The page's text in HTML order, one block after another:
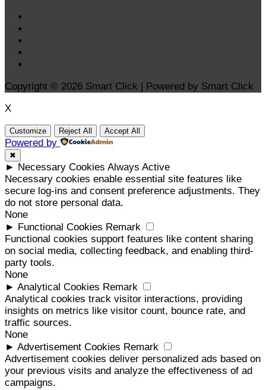
Copyright © 2026 Smart Click | Powered by Smart Click
X
Customize Reject All Accept All
Powered by
✖
► Necessary Cookies Always Active
Necessary cookies enable essential site features like
secure log-ins and consent preference adjustments. They
do not store personal data.
None
► Functional Cookies Remark
Functional cookies support features like content sharing
on social media, collecting feedback, and enabling third-
party tools.
None
► Analytical Cookies Remark
Analytical cookies track visitor interactions, providing
insights on metrics like visitor count, bounce rate, and
traffic sources.
None
► Advertisement Cookies Remark
Advertisement cookies deliver personalized ads based on
your previous visits and analyze the effectiveness of ad
campaigns.